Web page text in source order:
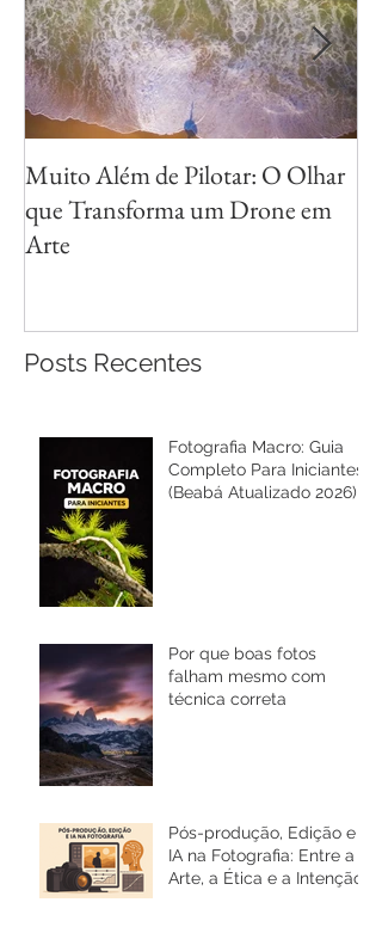
Muito Além de Pilotar: O Olhar
que Transforma um Drone em
Arte
Posts Recentes
Fotografia Macro: Guia
Completo Para Iniciantes
(Beabá Atualizado 2026)
Por que boas fotos
falham mesmo com
técnica correta
Pós-produção, Edição e
IA na Fotografia: Entre a
Arte, a Ética e a Intenção